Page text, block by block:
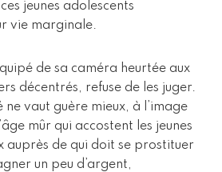
jeunes adolescents
vie marginale.
de sa caméra heurtée aux
décentrés, refuse de les juger.
ne vaut guère mieux, à l’image
mûr qui accostent les jeunes
auprès de qui doit se prostituer
un peu d’argent,